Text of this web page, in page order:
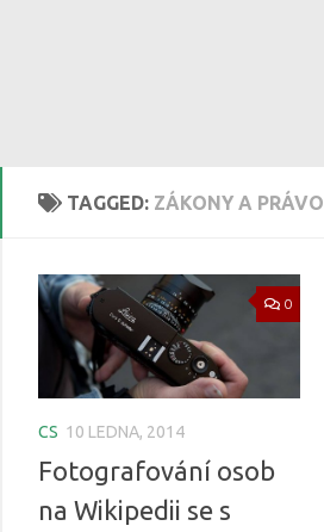
TAGGED: ZÁKONY A PRÁVO
0
CS 10 LEDNA, 2014
Fotografování osob
na Wikipedii se s